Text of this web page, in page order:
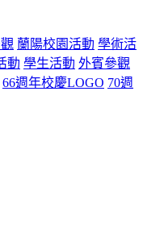
蘭陽校園活動 學術活
動 學生活動 外賓參觀
66週年校慶LOGO 70週